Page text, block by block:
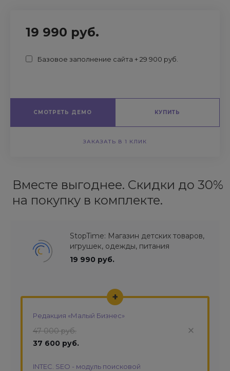
19 990 руб.
Базовое заполнение сайта + 29 900 руб.
СМОТРЕТЬ ДЕМО КУПИТЬ
ЗАКАЗАТЬ В 1 КЛИК
Вместе выгоднее. Скидки до 30%
на покупку в комплекте.
StopTime: Магазин детских товаров,
игрушек, одежды, питания
19 990 руб.
Редакция «Малый Бизнес»
47 000 руб.
37 600 руб.
INTEC. SEO - модуль поисковой
+